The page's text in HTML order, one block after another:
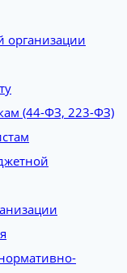
организации
(44-ФЗ, 223-ФЗ)